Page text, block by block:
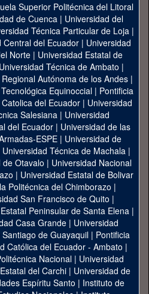
Superior Politécnica del Litoral
de Cuenca| Universidad del
Técnica Particular de Loja|
Central del Ecuador| Universidad
Norte | Universidad Estatal de
Universidad Técnica de Ambato |
Autónoma de los Andes|
Equinoccial| Pontificia
del Ecuador | Universidad
Salesiana | Universidad
del Ecuador | Universidad de las
ESPE | Universidad de
Universidad Técnica de Machala|
de Otavalo | Universidad Nacional
| Universidad Estatal de Bolivar
Politécnica del Chimborazo |
San Francisco de Quito |
Peninsular de Santa Elena|
Casa Grande | Universidad
de Guayaquil| Pontificia
Católica del Ecuador - Ambato |
Nacional| Universidad
del Carchi| Universidad de
Espíritu Santo | Instituto de